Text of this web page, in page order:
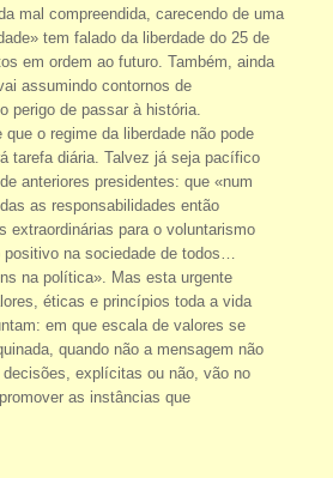
mal compreendida, carecendo de uma
tem falado da liberdade do 25 de
em ordem ao futuro. Também, ainda
assumindo contornos de
perigo de passar à história.
o regime da liberdade não pode
tarefa diária. Talvez já seja pacífico
anteriores presidentes: que «num
as responsabilidades então
extraordinárias para o voluntarismo
na sociedade de todos…
na política». Mas esta urgente
éticas e princípios toda a vida
em que escala de valores se
quando não a mensagem não
explícitas ou não, vão no
as instâncias que